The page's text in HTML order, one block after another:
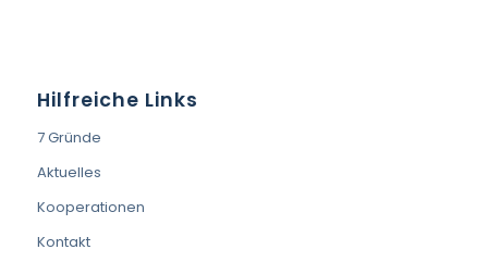
Hilfreiche Links
7 Gründe
Aktuelles
Kooperationen
Kontakt